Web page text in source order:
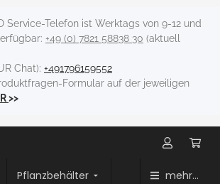
Service-Telefon ist Werktags von 9-12 und
+49 (0) 7821 58838 30 (aktuell
Chat): +491796159552
Formular auf der jeweiligen
>>
Pflanzbehälter mehr...